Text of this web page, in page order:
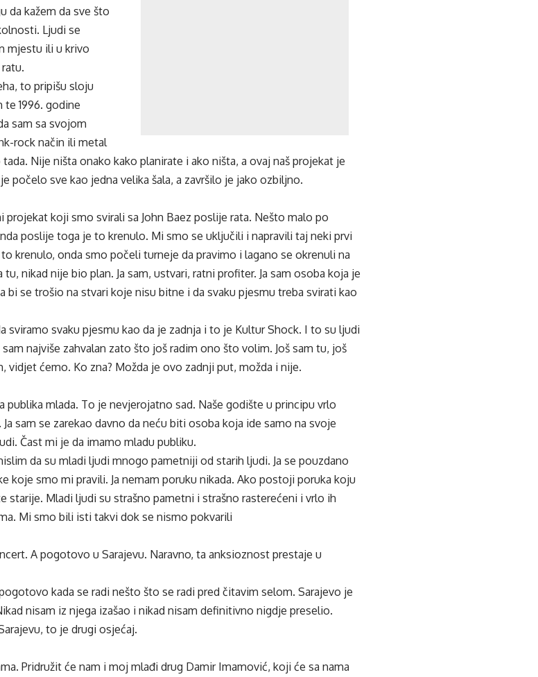
da kažem da sve što
Ljudi se
mjestu ili u krivo
to pripišu sloju
te 1996. godine
sam sa svojom
rock način ili metal
Nije ništa onako kako planirate i ako ništa, a ovaj naš projekat je
počelo sve kao jedna velika šala, a završilo je jako ozbiljno.
projekat koji smo svirali sa John Baez poslije rata. Nešto malo po
poslije toga je to krenulo. Mi smo se uključili i napravili taj neki prvi
krenulo, onda smo počeli turneje da pravimo i lagano se okrenuli na
nikad nije bio plan. Ja sam, ustvari, ratni profiter. Ja sam osoba koja je
bi se trošio na stvari koje nisu bitne i da svaku pjesmu treba svirati kao
sviramo svaku pjesmu kao da je zadnja i to je Kultur Shock. I to su ljudi
najviše zahvalan zato što još radim ono što volim. Još sam tu, još
vidjet ćemo. Ko zna? Možda je ovo zadnji put, možda i nije.
publika mlada. To je nevjerojatno sad. Naše godište u principu vrlo
sam se zarekao davno da neću biti osoba koja ide samo na svoje
Čast mi je da imamo mladu publiku.
da su mladi ljudi mnogo pametniji od starih ljudi. Ja se pouzdano
koje smo mi pravili. Ja nemam poruku nikada. Ako postoji poruka koju
starije. Mladi ljudi su strašno pametni i strašno rasterećeni i vrlo ih
Mi smo bili isti takvi dok se nismo pokvarili
A pogotovo u Sarajevu. Naravno, ta anksioznost prestaje u
kada se radi nešto što se radi pred čitavim selom. Sarajevo je
nisam iz njega izašao i nikad nisam definitivno nigdje preselio.
to je drugi osjećaj.
Pridružit će nam i moj mlađi drug Damir Imamović, koji će sa nama